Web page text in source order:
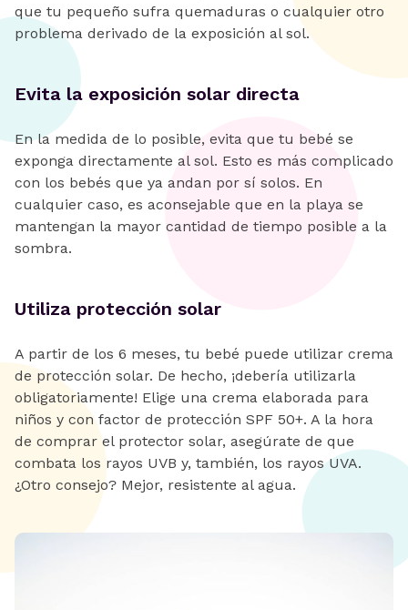
que tu pequeño sufra quemaduras o cualquier otro
problema derivado de la exposición al sol.
Evita la exposición solar directa
En la medida de lo posible, evita que tu bebé se
exponga directamente al sol. Esto es más complicado
con los bebés que ya andan por sí solos. En
cualquier caso, es aconsejable que en la playa se
mantengan la mayor cantidad de tiempo posible a la
sombra.
Utiliza protección solar
A partir de los 6 meses, tu bebé puede utilizar crema
de protección solar. De hecho, ¡debería utilizarla
obligatoriamente! Elige una crema elaborada para
niños y con factor de protección SPF 50+. A la hora
de comprar el protector solar, asegúrate de que
combata los rayos UVB y, también, los rayos UVA.
¿Otro consejo? Mejor, resistente al agua.